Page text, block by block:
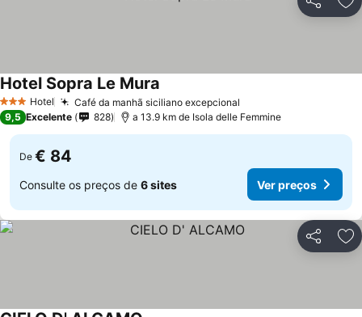
Partilhar
3 EstrelasHotel Café da manhã siciliano excepcional
Hotel Sopra Le Mura
9,5 Excelente 828 a 13.9 km de Isola delle Femmine
De € 84
Consulte os preços de 6 sites Ver preços
Partilhar